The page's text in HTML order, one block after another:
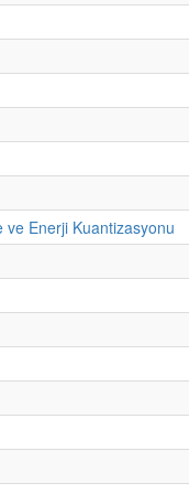
Enerji Kuantizasyonu